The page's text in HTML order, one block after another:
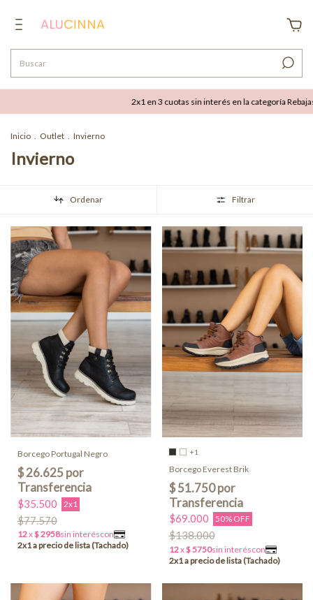
2x1 en 3 cuotas sin interés en la categoría Rebajas
Inicio . Outlet . Invierno
Invierno
Ordenar Filtrar
Borcego Portugal Negro
$35.500 2x1
$77.570
+1
Borcego Everest Brik
$69.000 50% OFF
$138.000